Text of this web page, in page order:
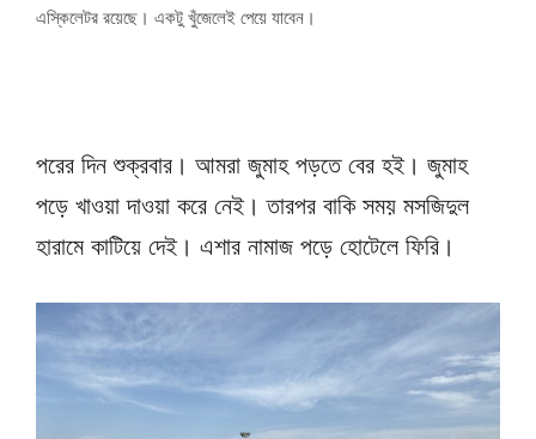
এস্কিলেটর রয়েছে। একটু খুঁজেলেই পেয়ে যাবেন।
পরের দিন শুক্রবার। আমরা জুমাহ পড়তে বের হই। জুমাহ
পড়ে খাওয়া দাওয়া করে নেই। তারপর বাকি সময় মসজিদুল
হারামে কাটিয়ে দেই। এশার নামাজ পড়ে হোটেলে ফিরি।